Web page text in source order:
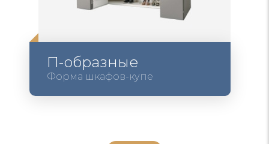
П-образные
Форма шкафов-купе